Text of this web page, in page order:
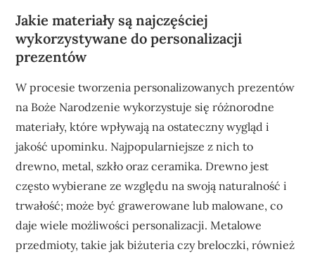
Jakie materiały są najczęściej
wykorzystywane do personalizacji
prezentów
W procesie tworzenia personalizowanych prezentów
na Boże Narodzenie wykorzystuje się różnorodne
materiały, które wpływają na ostateczny wygląd i
jakość upominku. Najpopularniejsze z nich to
drewno, metal, szkło oraz ceramika. Drewno jest
często wybierane ze względu na swoją naturalność i
trwałość; może być grawerowane lub malowane, co
daje wiele możliwości personalizacji. Metalowe
przedmioty, takie jak biżuteria czy breloczki, również